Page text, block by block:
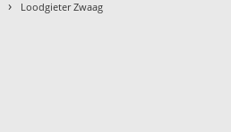
› Loodgieter Zwaag